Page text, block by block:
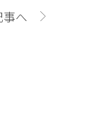
事へ